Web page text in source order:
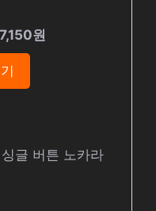
원
글 버튼 노카라